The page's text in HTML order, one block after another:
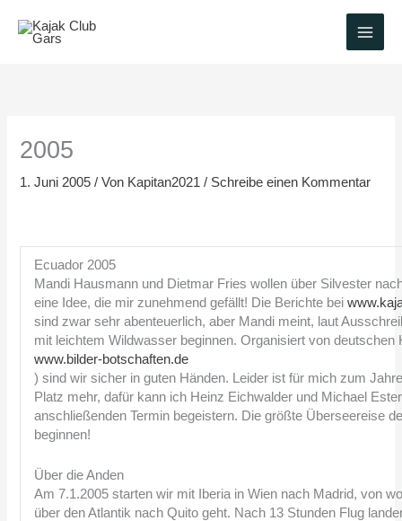
Inhalt
springen
2005
1. Juni 2005/ Von Kapitan2021/ Schreibe einen Kommentar
Ecuador 2005
Mandi Hausmann und Dietmar Fries wollen über Silvester
eine Idee, die mir zunehmend gefällt! Die Berichte bei
sind zwar sehr abenteuerlich, aber Mandi meint, laut
mit leichtem Wildwasser beginnen. Organisiert von deutschen
www.bilder-botschaften.de
) sind wir sicher in guten Händen. Leider ist für mich zum
Platz mehr, dafür kann ich Heinz Eichwalder und Michael
anschließenden Termin begeistern. Die größte Überseereise
beginnen!
Über die Anden
Am 7.1.2005 starten wir mit Iberia in Wien nach Madrid, von
über den Atlantik nach Quito geht. Nach 13 Stunden Flug